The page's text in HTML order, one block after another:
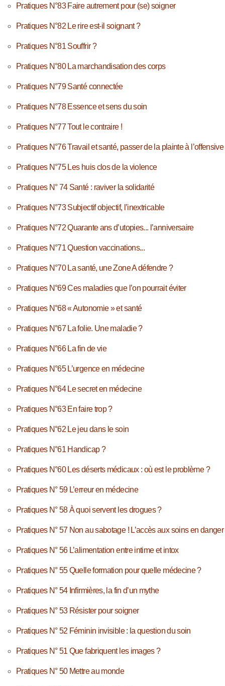
Pratiques N°83 Faire autrement pour (se) soigner
Pratiques N°82 Le rire est-il soignant ?
Pratiques N°81 Souffrir ?
Pratiques N°80 La marchandisation des corps
Pratiques N°79 Santé connectée
Pratiques N°78 Essence et sens du soin
Pratiques N°77 Tout le contraire !
Pratiques N°76 Travail et santé, passer de la plainte à l’offensive
Pratiques N°75 Les huis clos de la violence
Pratiques N° 74 Santé : raviver la solidarité
Pratiques N°73 Subjectif objectif, l’inextricable
Pratiques N°72 Quarante ans d’utopies... l’anniversaire
Pratiques N°71 Question vaccinations...
Pratiques N°70 La santé, une Zone A défendre ?
Pratiques N°69 Ces maladies que l’on pourrait éviter
Pratiques N°68 « Autonomie » et santé
Pratiques N°67 La folie. Une maladie ?
Pratiques N°66 La fin de vie
Pratiques N°65 L’urgence en médecine
Pratiques N°64 Le secret en médecine
Pratiques N°63 En faire trop ?
Pratiques N°62 Le jeu dans le soin
Pratiques N°61 Handicap ?
Pratiques N°60 Les déserts médicaux : où est le problème ?
Pratiques N° 59 L’erreur en médecine
Pratiques N° 58 À quoi servent les drogues ?
Pratiques N° 57 Non au sabotage ! L’accès aux soins en danger
Pratiques N° 56 L’alimentation entre intime et intox
Pratiques N° 55 Quelle formation pour quelle médecine ?
Pratiques N° 54 Infirmières, la fin d’un mythe
Pratiques N° 53 Résister pour soigner
Pratiques N° 52 Féminin invisible : la question du soin
Pratiques N° 51 Que fabriquent les images ?
Pratiques N° 50 Mettre au monde